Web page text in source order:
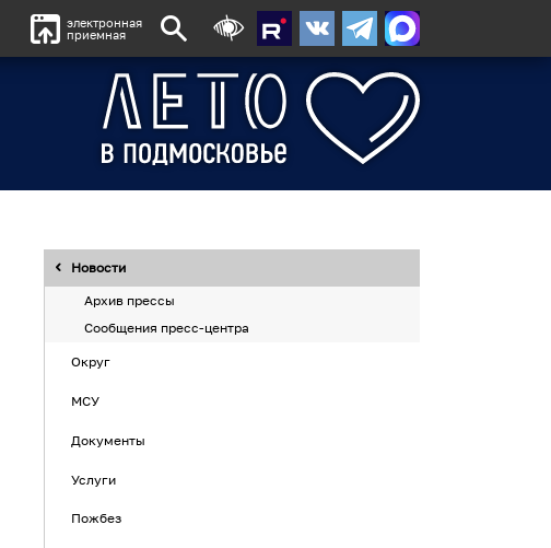
электронная
приемная
Новости
Архив прессы
Сообщения пресс-центра
Округ
МСУ
Документы
Услуги
Пожбез